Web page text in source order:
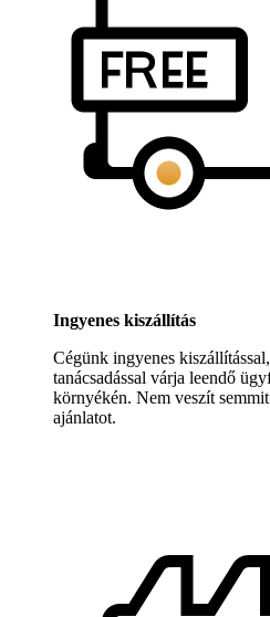
Ingyenes kiszállítás
Cégünk ingyenes
tanácsadással várja leendő
környékén. Nem veszít
ajánlatot.